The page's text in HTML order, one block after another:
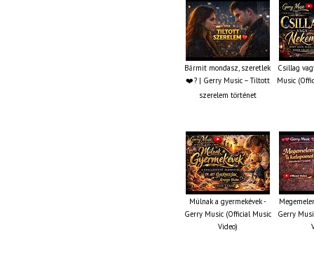
Bármit mondasz, szeretlek
❤️‍? | Gerry Music – Tiltott
szerelem történet
Csillag
Music
Múlnak a gyermekévek -
Gerry Music (Official Music
Video)
Gerry